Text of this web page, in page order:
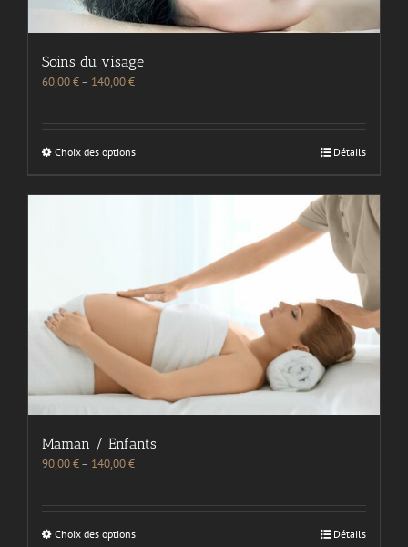
Soins du visage
60,00€– 140,00€
Choix des options Détails
Maman / Enfants
90,00€– 140,00€
Choix des options Détails